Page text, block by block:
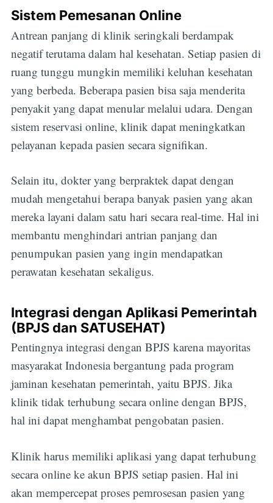
Sistem Pemesanan Online
Antrean panjang di klinik seringkali berdampak
negatif terutama dalam hal kesehatan. Setiap pasien di
ruang tunggu mungkin memiliki keluhan kesehatan
yang berbeda. Beberapa pasien bisa saja menderita
penyakit yang dapat menular melalui udara. Dengan
sistem reservasi online, klinik dapat meningkatkan
pelayanan kepada pasien secara signifikan.
Selain itu, dokter yang berpraktek dapat dengan
mudah mengetahui berapa banyak pasien yang akan
mereka layani dalam satu hari secara real-time. Hal ini
membantu menghindari antrian panjang dan
penumpukan pasien yang ingin mendapatkan
perawatan kesehatan sekaligus.
Integrasi dengan Aplikasi Pemerintah
(BPJS dan SATUSEHAT)
Pentingnya integrasi dengan BPJS karena mayoritas
masyarakat Indonesia bergantung pada program
jaminan kesehatan pemerintah, yaitu BPJS. Jika
klinik tidak terhubung secara online dengan BPJS,
hal ini dapat menghambat pengobatan pasien.
Klinik harus memiliki aplikasi yang dapat terhubung
secara online ke akun BPJS setiap pasien. Hal ini
akan mempercepat proses pemrosesan pasien yang